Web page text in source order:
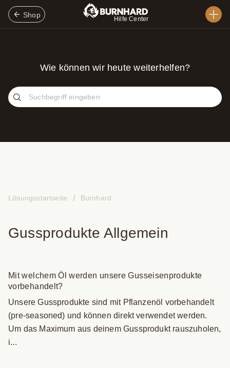
Shop
Hilfe Center
Wie können wir heute weiterhelfen?
Lösungsstartseite Burnhard
Gussprodukte Allgemein
Mit welchem Öl werden unsere Gusseisenprodukte
vorbehandelt?
Unsere Gussprodukte sind mit Pflanzenöl vorbehandelt
(pre-seasoned) und können direkt verwendet werden.
Um das Maximum aus deinem Gussprodukt rauszuholen,
i...